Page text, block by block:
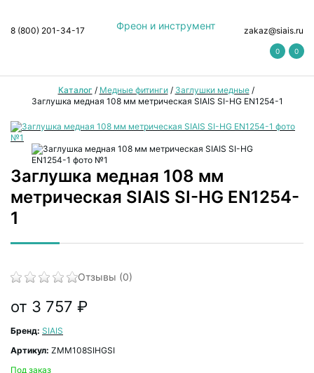
Фреон и инструмент
8 (800) 201-34-17 zakaz@siais.ru
0 0
Каталог / Медные фитинги/ Заглушки медные/
Заглушка медная 108 мм метрическая SIAIS SI-HG EN1254-1
Заглушка медная 108 мм
метрическая SIAIS SI-HG EN1254-
1
Отзывы (0)
от 3 757 ₽
Бренд: SIAIS
Артикул: ZMM108SIHGSI
Под заказ